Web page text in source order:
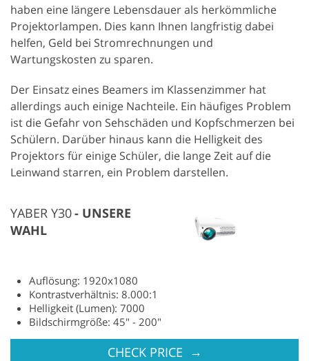
haben eine längere Lebensdauer als herkömmliche
Projektorlampen. Dies kann Ihnen langfristig dabei
helfen, Geld bei Stromrechnungen und
Wartungskosten zu sparen.
Der Einsatz eines Beamers im Klassenzimmer hat
allerdings auch einige Nachteile. Ein häufiges Problem
ist die Gefahr von Sehschäden und Kopfschmerzen bei
Schülern. Darüber hinaus kann die Helligkeit des
Projektors für einige Schüler, die lange Zeit auf die
Leinwand starren, ein Problem darstellen.
YABER Y30
UNSERE
WAHL
Auflösung: 1920x1080
Kontrastverhältnis: 8.000:1
Helligkeit (Lumen): 7000
Bildschirmgröße: 45" - 200"
CHECK PRICE →